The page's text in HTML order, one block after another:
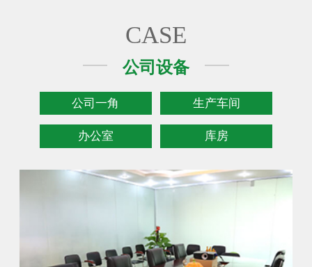
CASE
公司设备
公司一角 生产车间
办公室 库房